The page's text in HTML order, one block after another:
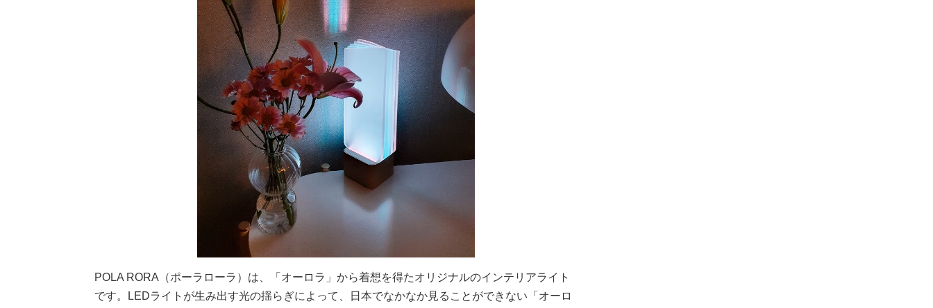
POLA RORA（ポーラローラ）は、「オーロラ」から着想を得たオリジナルのインテリアライト
です。LEDライトが生み出す光の揺らぎによって、日本でなかなか見ることができない「オーロ